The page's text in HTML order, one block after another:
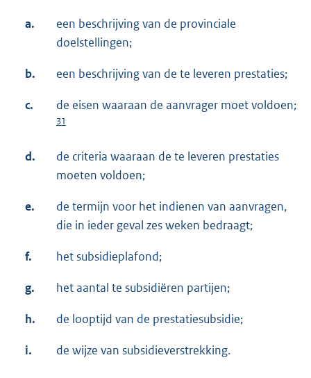
a.
een beschrijving van de provinciale
doelstellingen;
b. een beschrijving van de te leveren prestaties;
c. de eisen waaraan de aanvrager moet voldoen;
31
d.
de criteria waaraan de te leveren prestaties
moeten voldoen;
e.
de termijn voor het indienen van aanvragen,
die in ieder geval zes weken bedraagt;
f. het subsidieplafond;
g. het aantal te subsidiëren partijen;
h. de looptijd van de prestatiesubsidie;
i. de wijze van subsidieverstrekking.